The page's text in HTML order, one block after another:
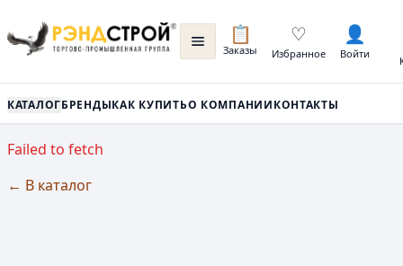
📋
Заказы
♡
Избранное
👤
Войти
КАТАЛОГБРЕНДЫКАК КУПИТЬО КОМПАНИИКОНТАКТЫ
Failed to fetch
← В каталог